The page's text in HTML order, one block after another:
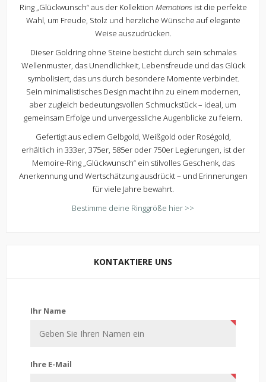
Ring „Glückwunsch“ aus der Kollektion Memotions ist die perfekte
Wahl, um Freude, Stolz und herzliche Wünsche auf elegante
Weise auszudrücken.
Dieser Goldring ohne Steine besticht durch sein schmales
Wellenmuster, das Unendlichkeit, Lebensfreude und das Glück
symbolisiert, das uns durch besondere Momente verbindet.
Sein minimalistisches Design macht ihn zu einem modernen,
aber zugleich bedeutungsvollen Schmuckstück – ideal, um
gemeinsam Erfolge und unvergessliche Augenblicke zu feiern.
Gefertigt aus edlem Gelbgold, Weißgold oder Roségold,
erhältlich in 333er, 375er, 585er oder 750er Legierungen, ist der
Memoire-Ring „Glückwunsch“ ein stilvolles Geschenk, das
Anerkennung und Wertschätzung ausdrückt – und Erinnerungen
für viele Jahre bewahrt.
Bestimme deine Ringgröße hier >>
KONTAKTIERE UNS
Ihr Name
Ihre E-Mail